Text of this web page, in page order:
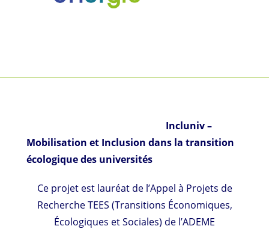
Incluniv –
Mobilisation et Inclusion dans la transition
écologique des universités
Ce projet est lauréat de l’Appel à Projets de
Recherche TEES (Transitions Économiques,
Écologiques et Sociales) de l’ADEME